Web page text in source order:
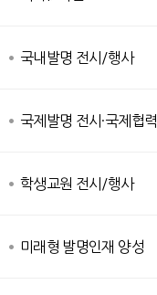
국내발명 전시/행사
국제발명 전시·국제협력
학생교원 전시/행사
미래형 발명인재 양성